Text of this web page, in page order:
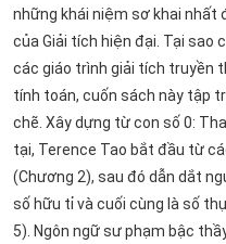
những khái niệm sơ khai nhất
của Giải tích hiện đại. Tại sao
các giáo trình giải tích truyền
tính toán, cuốn sách này tập
chẽ. Xây dựng từ con số 0:
tại, Terence Tao bắt đầu từ
(Chương 2), sau đó dẫn dắt
số hữu tỉ và cuối cùng là số
5). Ngôn ngữ sư phạm bậc